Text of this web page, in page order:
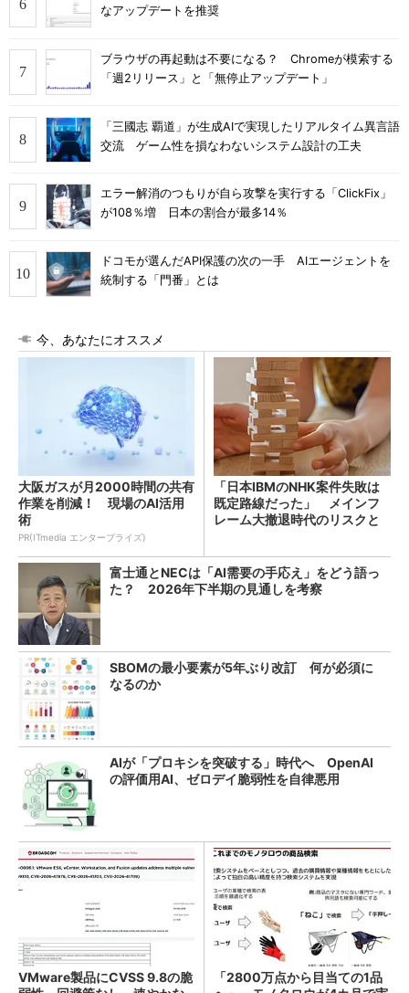
なアップデートを推奨
ブラウザの再起動は不要になる？ Chromeが模索する
「週2リリース」と「無停止アップデート」
「三國志 覇道」が生成AIで実現したリアルタイム異言語
交流 ゲーム性を損なわないシステム設計の工夫
エラー解消のつもりが自ら攻撃を実行する「ClickFix」
が108％増 日本の割合が最多14％
ドコモが選んだAPI保護の次の一手 AIエージェントを
統制する「門番」とは
今、あなたにオススメ
大阪ガスが月2000時間の共有
作業を削減！ 現場のAI活用
術
PR(ITmedia エンタープライズ)
「日本IBMのNHK案件失敗は
既定路線だった」 メインフ
レーム大撤退時代のリスクと
富士通とNECは「AI需要の手応え」をどう語っ
た？ 2026年下半期の見通しを考察
SBOMの最小要素が5年ぶり改訂 何が必須に
なるのか
AIが「プロキシを突破する」時代へ OpenAI
の評価用AI、ゼロデイ脆弱性を自律悪用
VMware製品にCVSS 9.8の脆
「2800万点から目当ての1品